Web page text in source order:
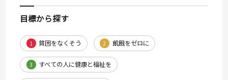
目標から探す
1 貧困をなくそう 2 飢餓をゼロに
3 すべての人に健康と福祉を